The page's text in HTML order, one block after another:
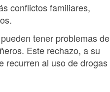
conflictos familiares,
tener problemas de
Este rechazo, a su
recurren al uso de drogas